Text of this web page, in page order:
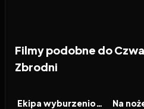
Filmy podobne do
Zbrodni
FILM Ekipa wyburzeniowa FILM
Na